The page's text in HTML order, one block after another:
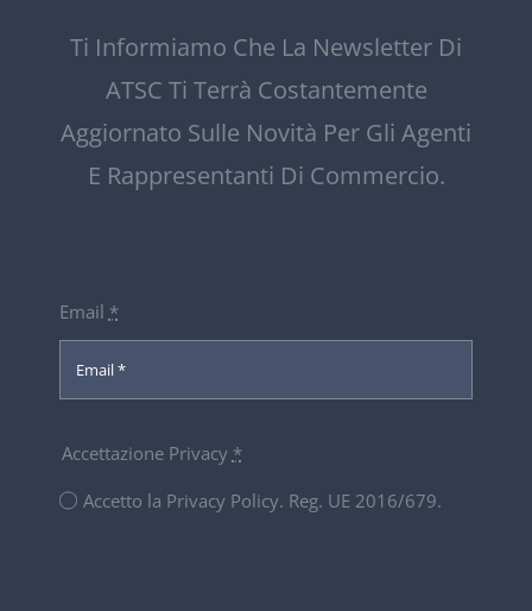
Ti Informiamo Che La Newsletter Di
ATSC Ti Terrà Costantemente
Aggiornato Sulle Novità Per Gli Agenti
E Rappresentanti Di Commercio.
Email *
Accettazione Privacy *
Accetto la Privacy Policy. Reg. UE 2016/679.